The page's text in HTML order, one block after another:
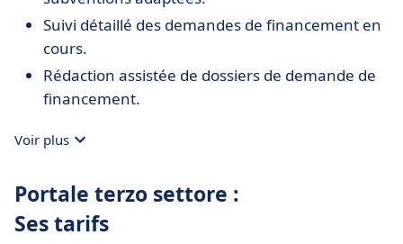
Suivi détaillé des demandes de financement en
cours.
Rédaction assistée de dossiers de demande de
financement.
Voir plus
Portale terzo settore :
Ses tarifs